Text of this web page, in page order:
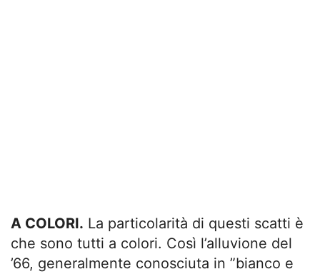
A COLORI. La particolarità di questi scatti è
che sono tutti a colori. Così l’alluvione del
’66, generalmente conosciuta in ”bianco e